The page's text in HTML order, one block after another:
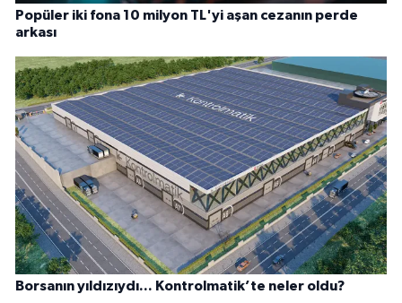
Popüler iki fona 10 milyon TL'yi aşan cezanın perde
arkası
Borsanın yıldızıydı... Kontrolmatik’te neler oldu?